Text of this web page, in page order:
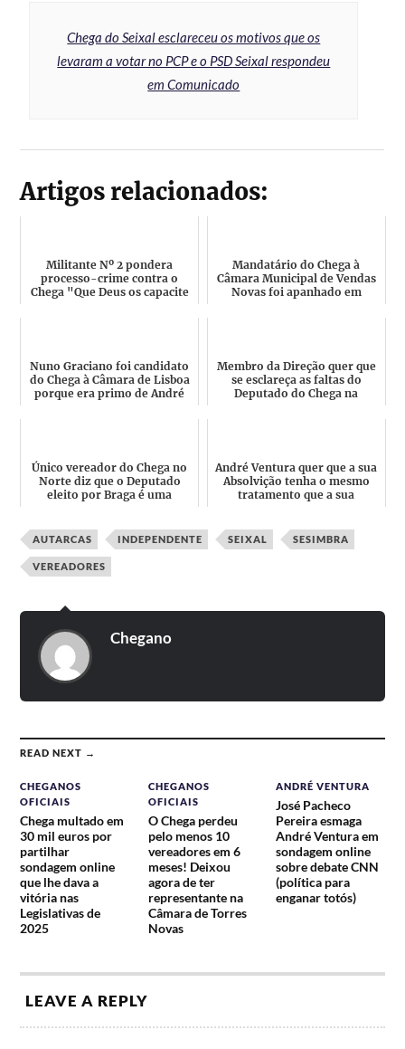
Chega do Seixal esclareceu os motivos que os
levaram a votar no PCP e o PSD Seixal respondeu
em Comunicado
Artigos relacionados:
Militante Nº 2 pondera
processo-crime contra o
Chega "Que Deus os capacite
Mandatário do Chega à
Câmara Municipal de Vendas
Novas foi apanhado em
Nuno Graciano foi candidato
do Chega à Câmara de Lisboa
porque era primo de André
Membro da Direção quer que
se esclareça as faltas do
Deputado do Chega na
Único vereador do Chega no
Norte diz que o Deputado
eleito por Braga é uma
André Ventura quer que a sua
Absolvição tenha o mesmo
tratamento que a sua
AUTARCAS INDEPENDENTE SEIXAL SESIMBRA
VEREADORES
Chegano
READ NEXT →
CHEGANOS
OFICIAIS
Chega multado em
30 mil euros por
partilhar
sondagem online
que lhe dava a
vitória nas
Legislativas de
2025
CHEGANOS
OFICIAIS
O Chega perdeu
pelo menos 10
vereadores em 6
meses! Deixou
agora de ter
representante na
Câmara de Torres
Novas
ANDRÉ VENTURA
José Pacheco
Pereira esmaga
André Ventura em
sondagem online
sobre debate CNN
(política para
enganar totós)
LEAVE A REPLY